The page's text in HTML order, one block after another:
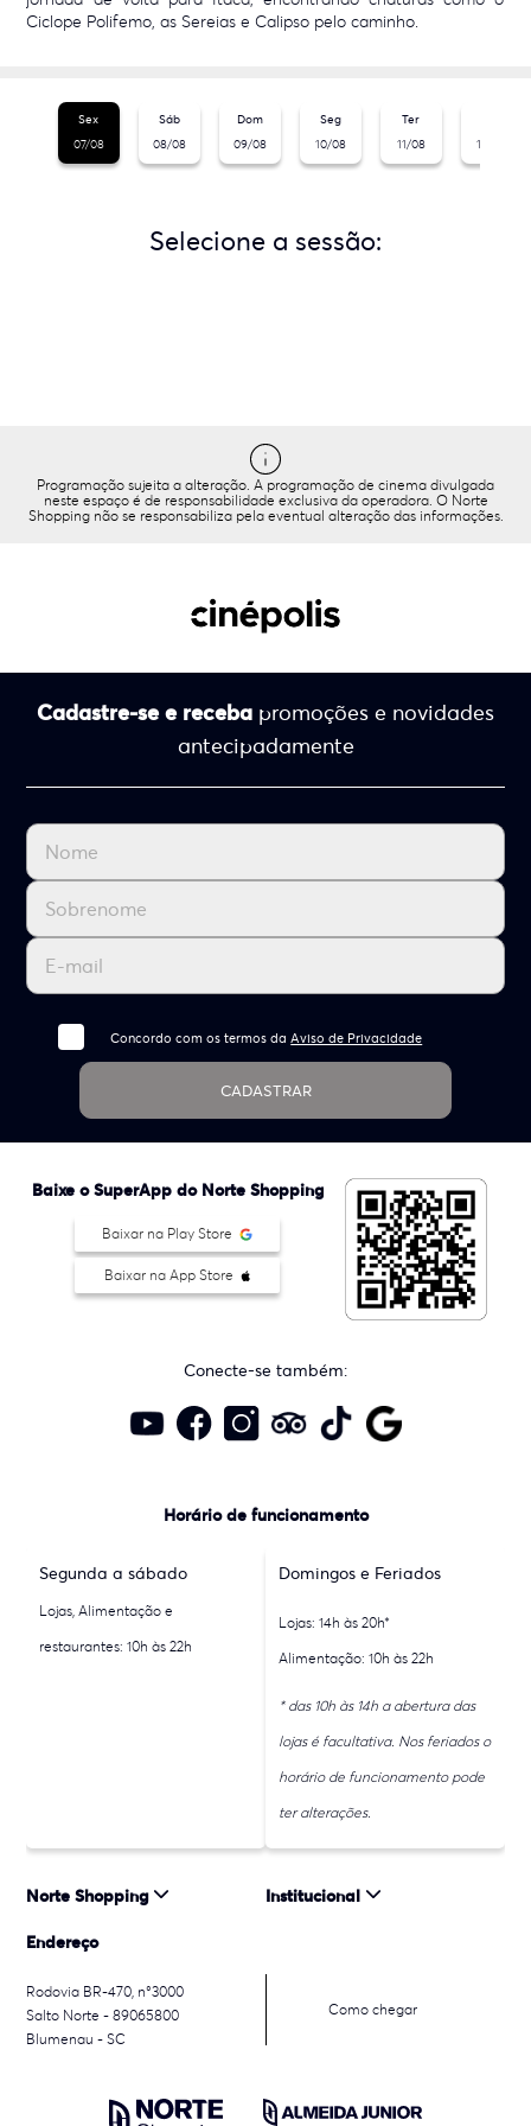
Ciclope Polifemo, as Sereias e Calipso pelo caminho.
Sex
07/08
Sáb
08/08
Dom
09/08
Seg
10/08
Ter
11/08
12/08
Selecione a sessão:
Programação sujeita a alteração. A programação de cinema divulgada
neste espaço é de responsabilidade exclusiva da operadora. O Norte
Shopping não se responsabiliza pela eventual alteração das informações.
Cadastre-se e receba promoções e novidades
antecipadamente
Concordo com os termos daAviso de Privacidade
CADASTRAR
Baixe o SuperApp do Norte Shopping
Baixar na Play Store
Baixar na App Store
Conecte-se também:
Horário de funcionamento
Segunda a sábado
Lojas, Alimentação e
restaurantes: 10h às 22h
Domingos e Feriados
Lojas: 14h às 20h*
Alimentação: 10h às 22h
* das 10h às 14h a abertura das
lojas é facultativa. Nos feriados o
horário de funcionamento pode
ter alterações.
Norte Shopping Institucional
Endereço
Rodovia BR-470, n°3000
Salto Norte - 89065800
Blumenau - SC
Como chegar